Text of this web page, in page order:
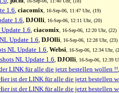
1.6, ciacomix , 16-Sep-06, 11:47 Uhr, (19)
1.6, DJOlli , 16-Sep-06, 12:11 Uhr, (20)
1.6, ciacomix , 16-Sep-06, 12:20 Uhr, (22)
Update 1.6, DJOlli , 16-Sep-06, 12:28 Uhr, (23)
NL Update 1.6, Websi , 16-Sep-06, 12:34 Uhr,
NL Update 1.6, DJOlli , 16-Sep-06, 12:39
LINK für alle die jetzt bestellen wollen !!
ist der LINK für alle die jetzt bestellen
ist der LINK für alle die jetzt bestellen